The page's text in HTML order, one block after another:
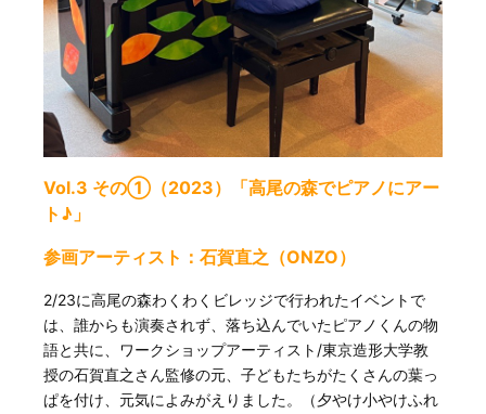
Vol.3 その①（2023）「高尾の森でピアノにアー
ト♪」
参画アーティスト：石賀直之（ONZO）
2/23に高尾の森わくわくビレッジで行われたイベントで
は、誰からも演奏されず、落ち込んでいたピアノくんの物
語と共に、ワークショップアーティスト/東京造形大学教
授の石賀直之さん監修の元、子どもたちがたくさんの葉っ
ぱを付け、元気によみがえりました。（夕やけ小やけふれ